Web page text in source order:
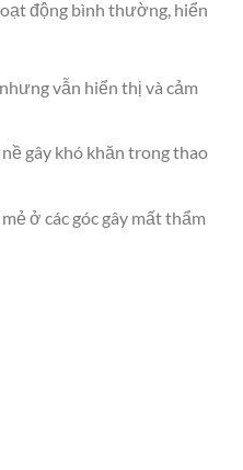
động bình thường, hiển
vẫn hiển thị và cảm
gây khó khăn trong thao
ở các góc gây mất thẩm